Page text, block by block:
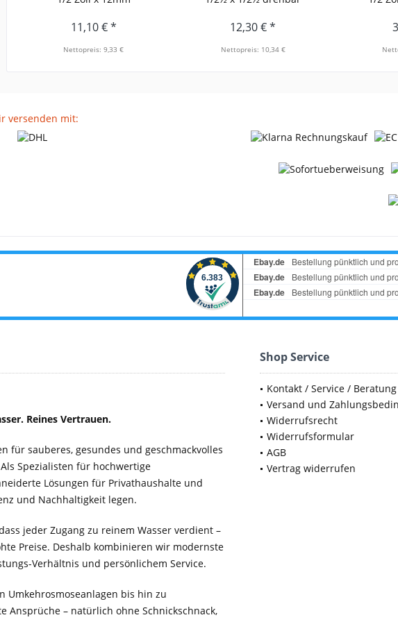
11,10 € *
Nettopreis: 9,33 €
12,30 € *
Nettopreis: 10,34 €
versenden mit:
Reines Vertrauen.
für sauberes, gesundes und geschmackvolles
Spezialisten für hochwertige
Lösungen für Privathaushalte und
und Nachhaltigkeit legen.
jeder Zugang zu reinem Wasser verdient –
Preise. Deshalb kombinieren wir modernste
Verhältnis und persönlichem Service.
Umkehrosmoseanlagen bis hin zu
Ansprüche – natürlich ohne Schnickschnack,
Shop Service
Kontakt / Service / Beratung
Versand und
Widerrufsrecht
Widerrufsformular
AGB
Vertrag widerrufen